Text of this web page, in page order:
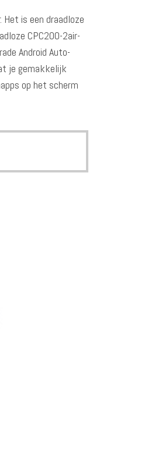
Het is een draadloze
CPC200-2air-
Android Auto-
je gemakkelijk
op het scherm